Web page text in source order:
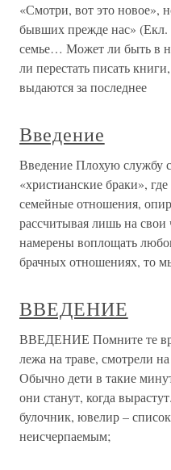
«Смотри, вот это новое»,
бывших прежде нас»
семье… Может ли быть в
ли перестать писать
выдаются за последнее
Введение
Введение Плохую службу
«христианские браки»,
семейные отношения,
рассчитывая лишь на
намерены воплощать
брачных отношениях, то
ВВЕДЕНИЕ
ВВЕДЕНИЕ Помните те
лежа на траве, смотрели
Обычно дети в такие
они станут, когда
булочник, ювелир –
неисчерпаемым;